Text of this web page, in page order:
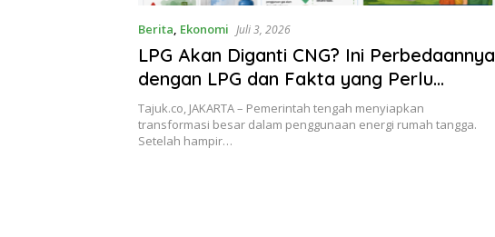
Berita, Ekonomi Juli 3, 2026
LPG Akan Diganti CNG? Ini Perbedaannya
dengan LPG dan Fakta yang Perlu
Diketahui
Tajuk.co, JAKARTA – Pemerintah tengah menyiapkan
transformasi besar dalam penggunaan energi rumah tangga.
Setelah hampir…